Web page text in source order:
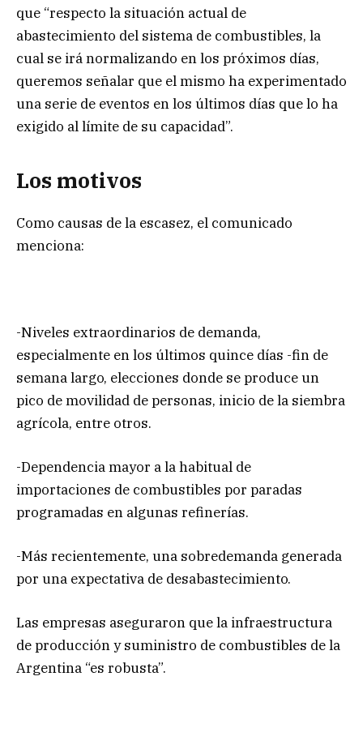
que “respecto la situación actual de
abastecimiento del sistema de combustibles, la
cual se irá normalizando en los próximos días,
queremos señalar que el mismo ha experimentado
una serie de eventos en los últimos días que lo ha
exigido al límite de su capacidad”.
Los motivos
Como causas de la escasez, el comunicado
menciona:
-Niveles extraordinarios de demanda,
especialmente en los últimos quince días -fin de
semana largo, elecciones donde se produce un
pico de movilidad de personas, inicio de la siembra
agrícola, entre otros.
-Dependencia mayor a la habitual de
importaciones de combustibles por paradas
programadas en algunas refinerías.
-Más recientemente, una sobredemanda generada
por una expectativa de desabastecimiento.
Las empresas aseguraron que la infraestructura
de producción y suministro de combustibles de la
Argentina “es robusta”.